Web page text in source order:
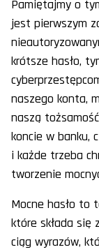
Pamiętajmy o
jest pierwszym
krótsze hasło,
naszego konta,
naszą
koncie w banku,
i każde trzeba
tworzenie
Mocne hasło to
które składa się
ciąg wyrazów,